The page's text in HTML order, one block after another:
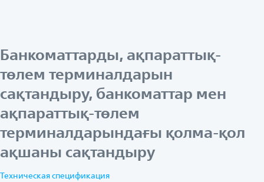
Банкоматтарды, ақпараттық-
төлем терминалдарын
сақтандыру, банкоматтар мен
ақпараттық-төлем
терминалдарындағы қолма-қол
ақшаны сақтандыру
Техническая спецификация